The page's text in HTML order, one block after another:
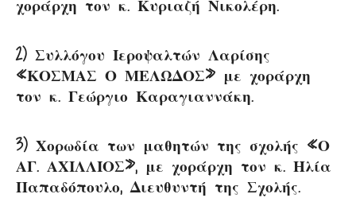
χοράρχη τον κ. Κυριαζή Νικολέρη.
2) Συλλόγου Ιεροψαλτών Λαρίσης
«ΚΟΣΜΑΣ Ο ΜΕΛΩΔΟΣ» με χοράρχη
τον κ. Γεώργιο Καραγιαννάκη.
3) Χορωδία των μαθητών της σχολής «Ο
ΑΓ. ΑΧΙΛΛΙΟΣ», με χοράρχη τον κ. Ηλία
Παπαδόπουλο, Διευθυντή της Σχολής.